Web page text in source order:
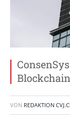
VON REDAKTION